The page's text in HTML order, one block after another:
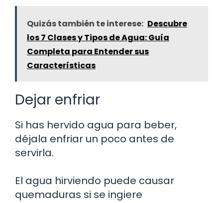
Quizás también te interese: Descubre
los 7 Clases y Tipos de Agua: Guía
Completa para Entender sus
Características
Dejar enfriar
Si has hervido agua para beber,
déjala enfriar un poco antes de
servirla.
El agua hirviendo puede causar
quemaduras si se ingiere